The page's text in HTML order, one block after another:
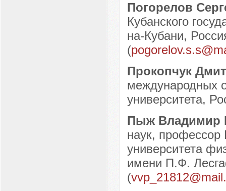
Погорелов
Кубанского
на-Кубани,
(
Прокопчук
международных
университета,
Пыж Владимир
наук, профессор
университета
имени П.Ф.
(